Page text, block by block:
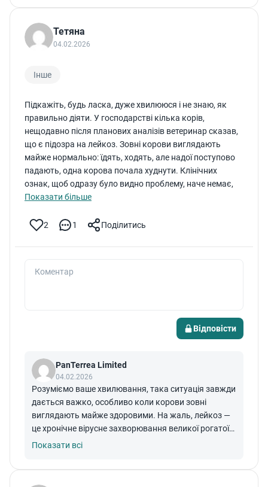
заходом є планова дегельмінтизація поголів’я. Її
перед переведенням корів на стійлове утримання;
навесні — перед вигоном на пасовище. Такий підхід
суттєво знизити ризик зараження. Також варто
консультуватися з ветеринарним лікарем щодо
підбору препаратів і схеми обробки.
Тетяна
04.02.2026
Підкажіть, будь ласка, дуже хвилююся і не знаю, як
правильно діяти. У господарстві кілька корів,
нещодавно після планових аналізів ветеринар сказав,
що є підозра на лейкоз. Зовні корови виглядають
майже нормально: їдять, ходять, але надої поступово
падають, одна корова почала худнути. Клінічних
ознак, щоб одразу було видно проблему, наче немає,
тому ще більше тривожно.
Показати більше
Інше
2 1 Поділитись
Коментар
Відповісти
PanTerrea Limited
04.02.2026
Розуміємо ваше хвилювання, така ситуація завжди
дається важко, особливо коли корови зовні
виглядають майже здоровими. На жаль, лейкоз —
це хронічне вірусне захворювання великої рогатої
худоби, яке не підлягає лікуванню. У більшості
тривалий час може ніяк не проявлятися. Саме тому
Показати всі